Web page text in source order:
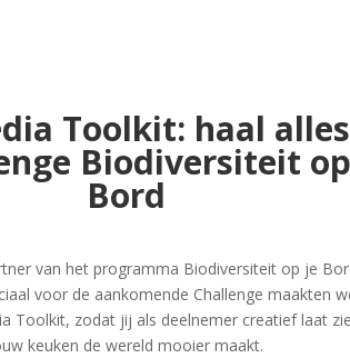
Toolkit: haal
Biodiversiteit
Bord
van het programma Biodiversiteit op je
voor de aankomende Challenge maakten
Toolkit, zodat jij als deelnemer creatief laat
keuken de wereld mooier maakt.